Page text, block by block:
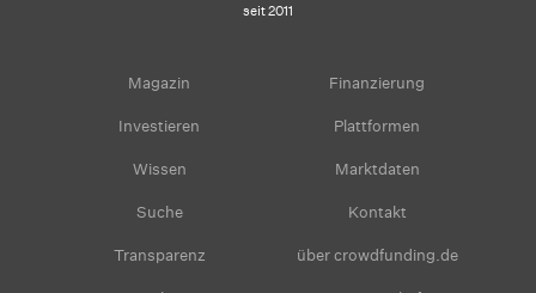
seit 2011
Magazin Finanzierung
Investieren Plattformen
Wissen Marktdaten
Suche Kontakt
Transparenz über crowdfunding.de